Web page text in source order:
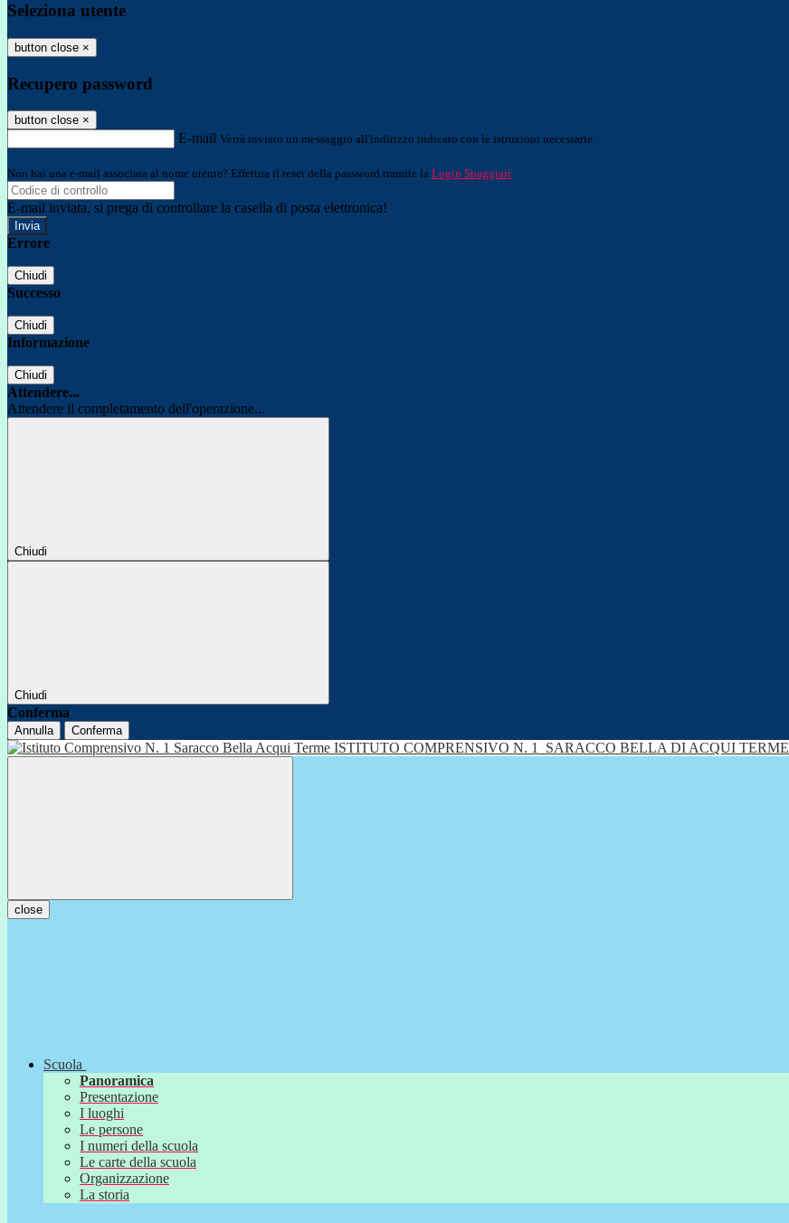
Seleziona utente
button close ×
Recupero password
button close ×
E-mail Verrà inviato un messaggio all'indirizzo indicato con le istruzioni necessarie.
Non hai una e-mail associata al nome utente? Effettua il reset della password tramite la Login Spaggiari
E-mail inviata, si prega di controllare la casella di posta elettronica!
Errore
Chiudi
Successo
Chiudi
Informazione
Chiudi
Attendere...
Attendere il completamento dell'operazione...
Chiudi
Chiudi
Conferma
Annulla Conferma
ISTITUTO COMPRENSIVO N. 1 SARACCO BELLA DI ACQUI TERME
close
Scuola
Panoramica
Presentazione
I luoghi
Le persone
I numeri della scuola
Le carte della scuola
Organizzazione
La storia